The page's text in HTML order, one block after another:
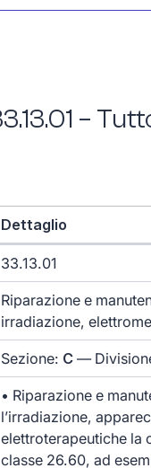
–
Dettaglio
33.13.01
Riparazione e
irradiazione,
Sezione: C —
• Riparazione e
l’irradiazione,
elettroterapeutiche la
classe 26.60, ad